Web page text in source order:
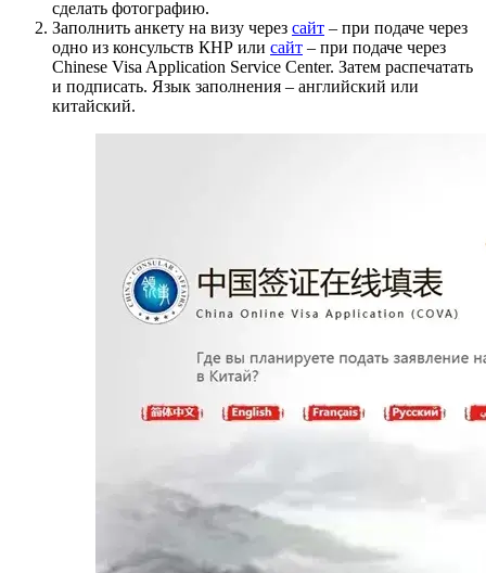
сделать фотографию.
Заполнить анкету на визу через сайт – при подаче через
одно из консульств КНР или сайт – при подаче через
Chinese Visa Application Service Center. Затем распечатать
и подписать. Язык заполнения – английский или
китайский.